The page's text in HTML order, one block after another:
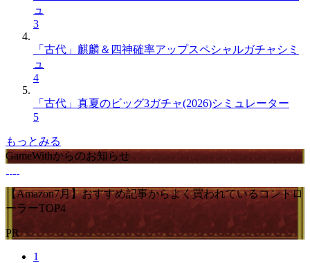
ュ
3
「古代」麒麟＆四神確率アップスペシャルガチャシミ
ュ
4
「古代」真夏のビッグ3ガチャ(2026)シミュレーター
5
もっとみる
GameWithからのお知らせ
【Amazon7月】おすすめ記事からよく買われているコントロ
ーラーTOP4
PR
1